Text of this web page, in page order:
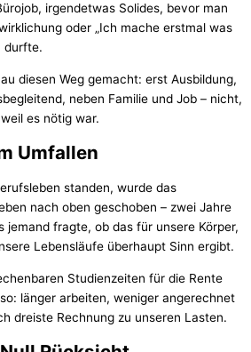
irgendetwas Solides, bevor man
oder „Ich mache erstmal was
durfte.
diesen Weg gemacht: erst Ausbildung,
neben Familie und Job – nicht,
es nötig war.
Umfallen
standen, wurde das
nach oben geschoben – zwei Jahre
jemand fragte, ob das für unsere Körper,
Lebensläufe überhaupt Sinn ergibt.
Studienzeiten für die Rente
länger arbeiten, weniger angerechnet
dreiste Rechnung zu unseren Lasten.